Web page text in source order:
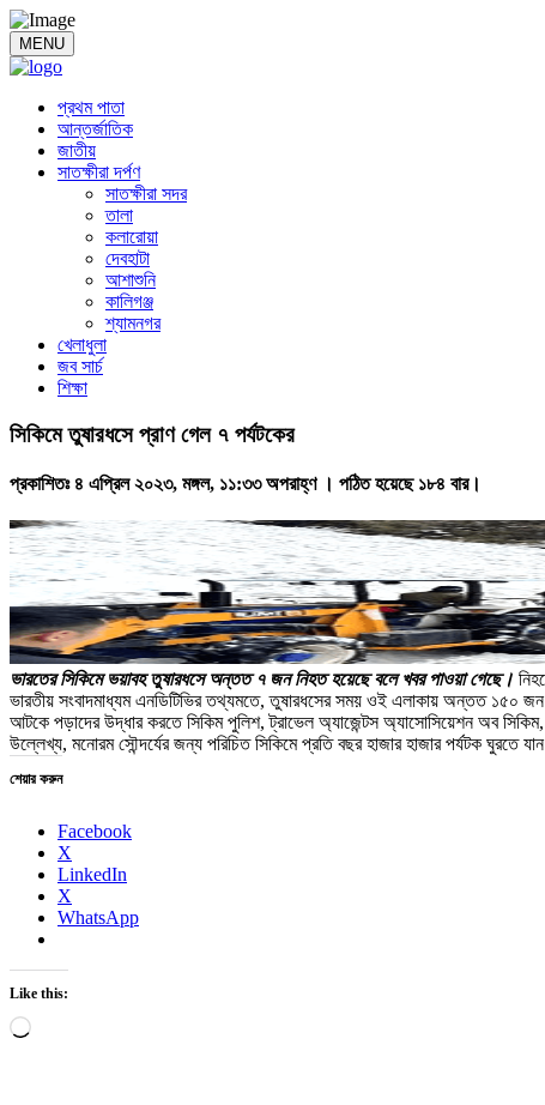
MENU
প্রথম পাতা
আন্তর্জাতিক
জাতীয়
সাতক্ষীরা দর্পণ
সাতক্ষীরা সদর
তালা
কলারোয়া
দেবহাটা
আশাশুনি
কালিগঞ্জ
শ্যামনগর
খেলাধুলা
জব সার্চ
শিক্ষা
সিকিমে তুষারধসে প্রাণ গেল ৭ পর্যটকের
প্রকাশিতঃ ৪ এপ্রিল ২০২৩, মঙ্গল, ১১:৩৩ অপরাহ্ণ । পঠিত হয়েছে ১৮৪ বার।
ভারতের সিকিমে ভয়াবহ তুষারধসে অন্তত ৭ জন নিহত হয়েছে বলে খবর পাওয়া গেছে।
ভারতীয় সংবাদমাধ্যম এনডিটিভির তথ্যমতে, তুষারধসের সময় ওই এলাকায় অন্তত
আটকে পড়াদের উদ্ধার করতে সিকিম পুলিশ, ট্রাভেল অ্যাজেন্টস অ্যাসোসিয়েশন অব
উল্লেখ্য, মনোরম সৌন্দর্যের জন্য পরিচিত সিকিমে প্রতি বছর হাজার হাজার পর্যটক ঘুরতে
শেয়ার করুন
Facebook
X
LinkedIn
X
WhatsApp
Like this:
Loading…